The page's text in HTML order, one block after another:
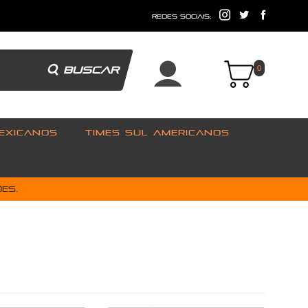
redes sociais:
BUSCAR 0
TIMES SUL AMERICANOS